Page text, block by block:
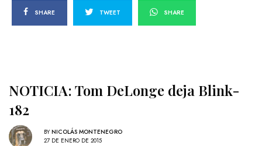
SHARE TWEET SHARE
NOTICIA: Tom DeLonge deja Blink-
182
BY NICOLÁS MONTENEGRO
27 DE ENERO DE 2015